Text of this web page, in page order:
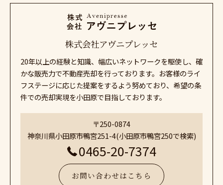
株式会社アヴニプレッセ
20年以上の経験と知識、幅広いネットワークを駆使し、確
かな販売力で不動産売却を行っております。お客様のライ
フステージに応じた提案をするよう努めており、希望の条
件での売却実現を小田原で目指しております。
〒250-0874
神奈川県小田原市鴨宮251-4(小田原市鴨宮250で検索)
0465-20-7374
お問い合わせはこちら